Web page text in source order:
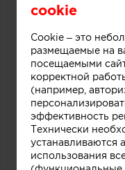
cookie
Cookie – это
размещаемые на
посещаемыми
корректной
(например,
эффективность
Технически
устанавливаются
использования